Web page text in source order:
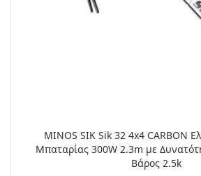
MINOS SIK Sik 32 4x4 CARBON
Μπαταρίας 300W 2.3m με
Βάρος 2.5k